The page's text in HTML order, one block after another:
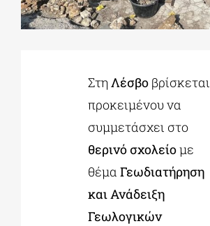
ΕΚΠΑΙΔΕΥΤΙΚΑ ΙΔΡΥΜΑΤΑ
ΠΟΛΙΤΙΣΤΙΚΟΙ ΦΟΡΕΙΣ
ΣτηΛέσβοβρίσκεται
προκειμένου να
συμμετάσχει στο
θερινό σχολείομε
θέμα Γεωδιατήρηση
και Ανάδειξη
Γεωλογικών